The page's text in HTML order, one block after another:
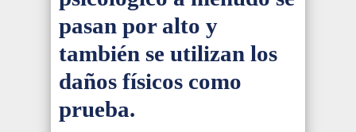
pasan por alto y
también se utilizan los
daños físicos como
prueba.